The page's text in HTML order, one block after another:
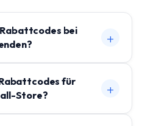
bei
+
für
Store?
+